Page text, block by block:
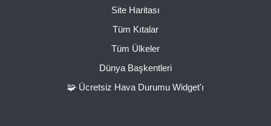
Site Haritası
Tüm Kıtalar
Tüm Ülkeler
Dünya Başkentleri
🧩 Ücretsiz Hava Durumu Widget'ı